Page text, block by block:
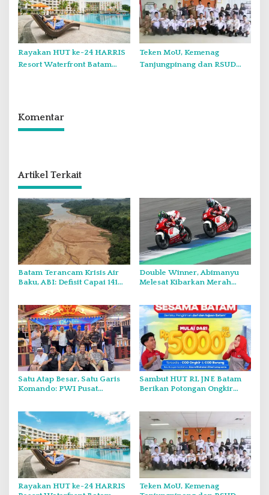
Rayakan HUT ke-24 HARRIS
Resort Waterfront Batam
Teken MoU, Kemenag
Tanjungpinang dan RSUD
Komentar
Artikel Terkait
Batam Terancam Krisis Air
Baku, ABI: Defisit Capai 141
Double Winner, Abimanyu
Melesat Kibarkan Merah
Satu Atap Besar, Satu Garis
Komando: PWI Pusat
Sambut HUT RI, JNE Batam
Berikan Potongan Ongkir
Rayakan HUT ke-24 HARRIS
Teken MoU, Kemenag